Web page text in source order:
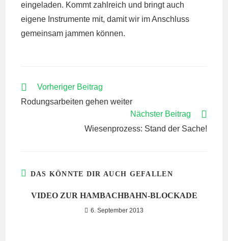
eingeladen. Kommt zahlreich und bringt auch
eigene Instrumente mit, damit wir im Anschluss
gemeinsam jammen können.
WEITERE
ANSEHEN
Vorheriger Beitrag
Rodungsarbeiten gehen weiter
Nächster Beitrag
Wiesenprozess: Stand der Sache!
DAS KÖNNTE DIR AUCH GEFALLEN
VIDEO ZUR HAMBACHBAHN-BLOCKADE
6. September 2013